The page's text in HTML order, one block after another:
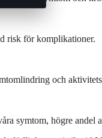
risk för komplikationer.
och
symtom, högre andel